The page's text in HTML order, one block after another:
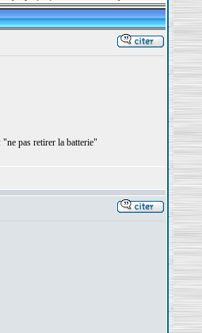
pas retirer la batterie"